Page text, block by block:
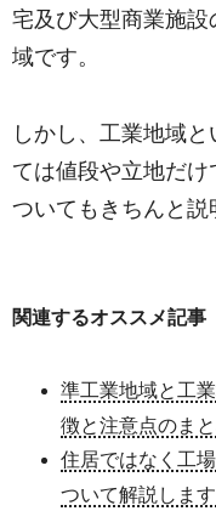
宅及び大型商業施
域です。
しかし、工業地域
ては値段や立地だ
ついてもきちんと説
関連するオススメ記事
準工業地域と工
徴と注意点のま
住居ではなく工
ついて解説します